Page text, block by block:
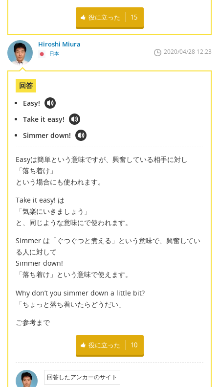
役に立った 15
Hiroshi Miura
日本 2020/04/28 12:23
回答
Easy!
Take it easy!
Simmer down!
Easyは簡単という意味ですが、興奮している相手に対し
「落ち着け」
という場合にも使われます。
Take it easy! は
「気楽にいきましょう」
と、同じような意味にで使われます。
Simmer は「ぐつぐつと煮える」という意味で、興奮してい
る人に対して
Simmer down!
「落ち着け」という意味で使えます。
Why don’t you simmer down a little bit?
「ちょっと落ち着いたらどうだい」
ご参考まで
役に立った 10
回答したアンカーのサイト